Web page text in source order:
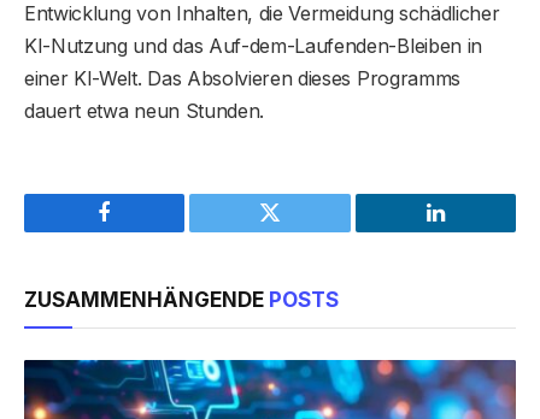
Entwicklung von Inhalten, die Vermeidung schädlicher
KI-Nutzung und das Auf-dem-Laufenden-Bleiben in
einer KI-Welt. Das Absolvieren dieses Programms
dauert etwa neun Stunden.
Facebook Twitter LinkedIn
ZUSAMMENHÄNGENDE POSTS